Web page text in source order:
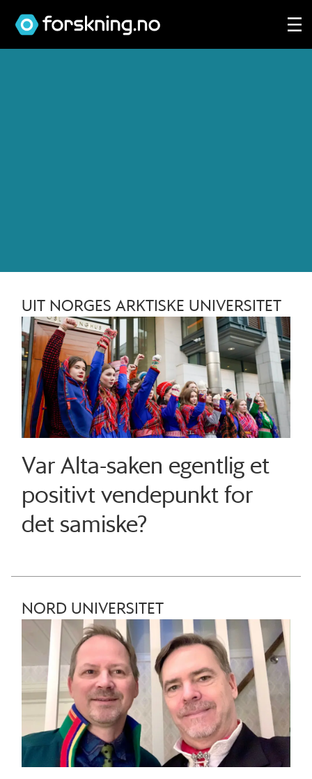
UIT NORGES ARKTISKE UNIVERSITET
Var Alta-saken egentlig et
positivt vendepunkt for
det samiske?
NORD UNIVERSITET